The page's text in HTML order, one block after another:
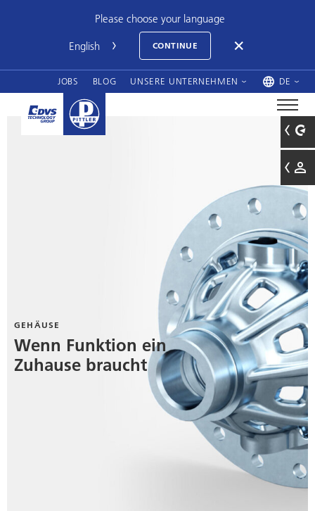
Please choose your language
CONTINUE
JOBS BLOG UNSERE UNTERNEHMEN DE
GEHÄUSE
Wenn Funktion ein
Zuhause braucht